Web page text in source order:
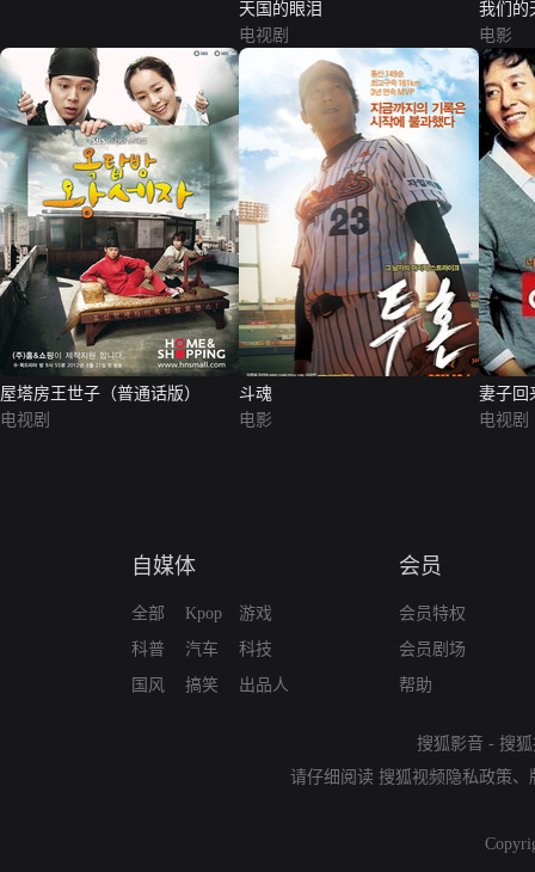
天国的眼泪
电视剧
我们的
电影
屋塔房王世子（普通话版）
电视剧
斗魂
电影
妻子回
电视剧
自媒体
全部
科普
国风
Kpop
汽车
搞笑
游戏
科技
出品人
会员
会员特权
会员剧场
帮助
搜狐影音 - 搜
请仔细阅读 搜狐视频隐私政策、